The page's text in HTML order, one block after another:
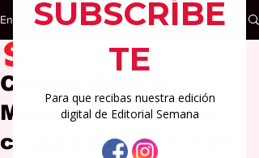
Entrada
Centro Médico
Menonita Cayey La
cirugía bariátrica en